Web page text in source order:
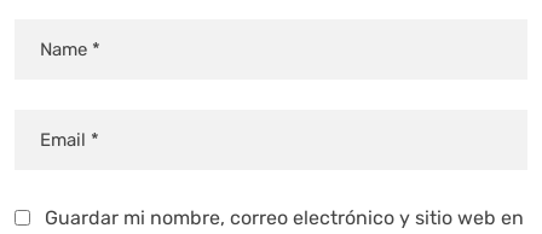
Guardar mi nombre, correo electrónico y sitio web en